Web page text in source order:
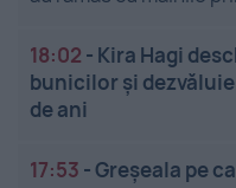
18:02 - Kira Hagi
bunicilor și
de ani
17:53 -Greșeala pe